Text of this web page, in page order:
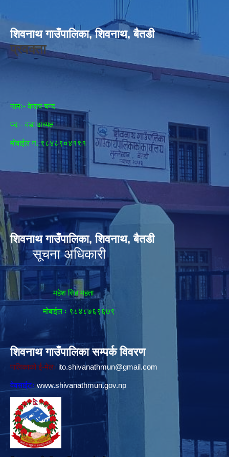
शिवनाथ गाउँपालिका, शिवनाथ, बैतडी
प्रवक्ता
नामः- केशव चन्द
पदः- वडा अध्यक्ष
मोवाईल न‌. ९८४८९०४१९१
शिवनाथ गाउँपालिका, शिवनाथ, बैतडी
सूचना अधिकारी
महेश सिह महता
मोबाईल ः ९८४८७६९६७९
शिवनाथ गाउँपालिका सम्पर्क विवरण
पालिकाको ई-मेलः ito.shivanathmun@gmail.com
वेवसाईटः www.shivanathmun.gov.np